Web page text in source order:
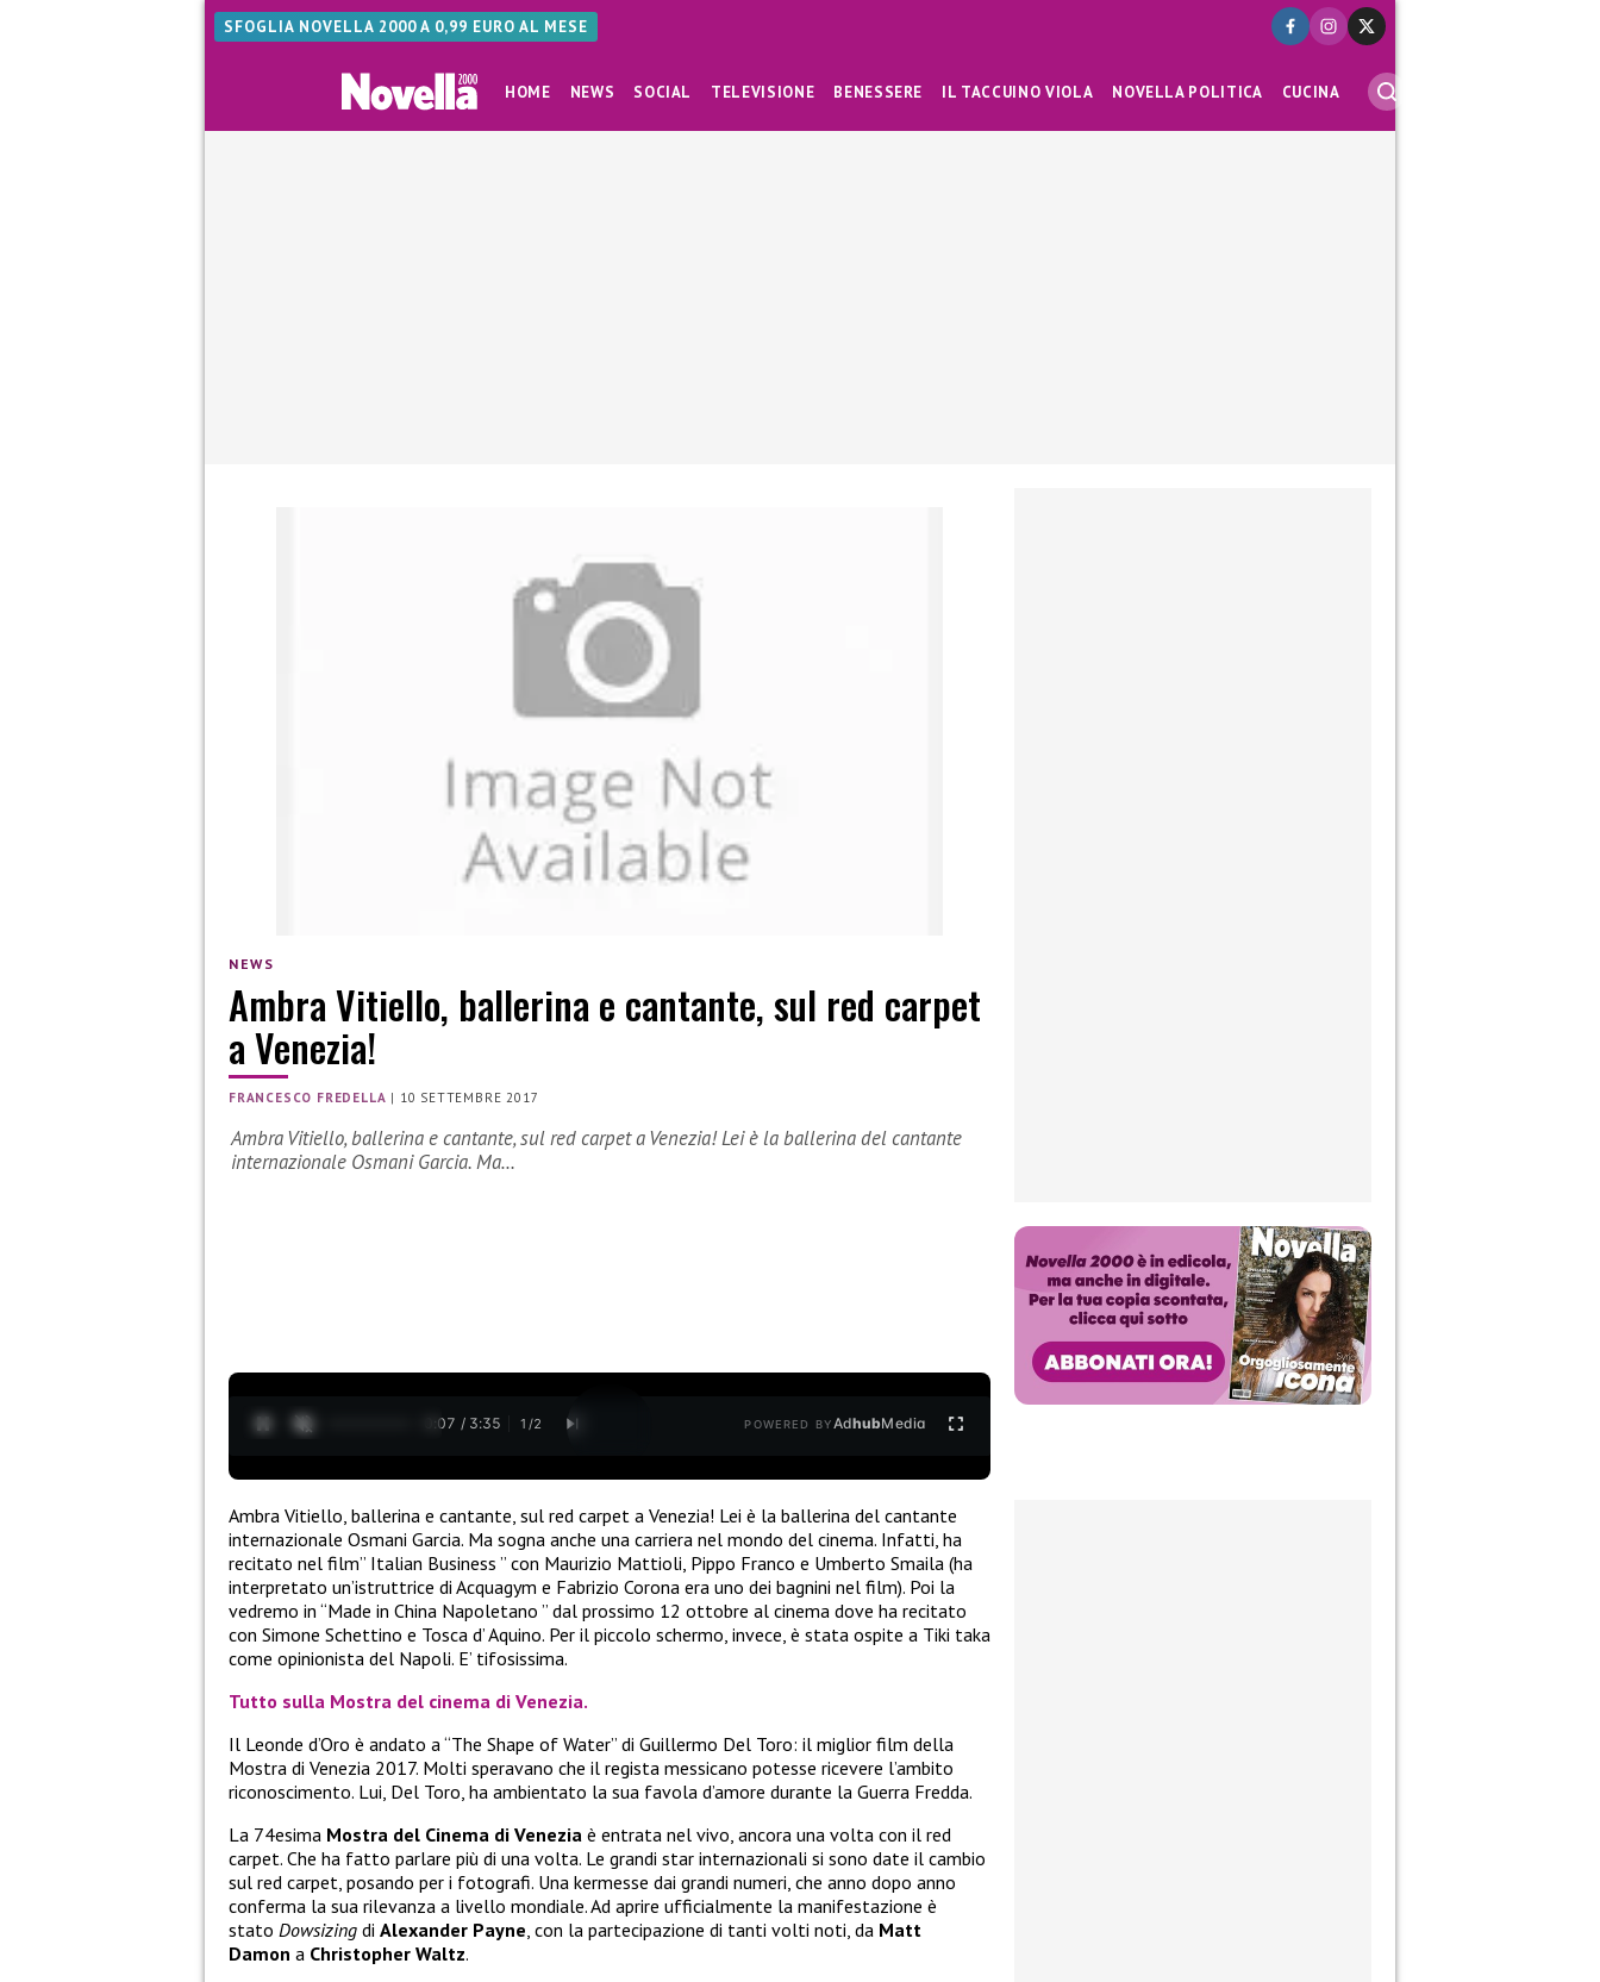
SFOGLIA NOVELLA 2000 A 0,99 EURO AL MESE
HOME NEWS SOCIAL TELEVISIONE BENESSERE IL TACCUINO VIOLA NOVELLA POLITICA CUCINA
NEWS
Ambra Vitiello, ballerina e cantante, sul red carpet
a Venezia!
FRANCESCO FREDELLA | 10 SETTEMBRE 2017
Ambra Vitiello, ballerina e cantante, sul red carpet a Venezia! Lei è la ballerina del cantante
internazionale Osmani Garcia. Ma…
0:08 / 3:35 1 /2 POWERED BYAdhubMedia
Ambra Vitiello, ballerina e cantante, sul red carpet a Venezia! Lei è la ballerina del cantante
internazionale Osmani Garcia. Ma sogna anche una carriera nel mondo del cinema. Infatti, ha
recitato nel film” Italian Business ” con Maurizio Mattioli, Pippo Franco e Umberto Smaila (ha
interpretato un’istruttrice di Acquagym e Fabrizio Corona era uno dei bagnini nel film). Poi la
vedremo in “Made in China Napoletano ” dal prossimo 12 ottobre al cinema dove ha recitato
con Simone Schettino e Tosca d’ Aquino. Per il piccolo schermo, invece, è stata ospite a Tiki taka
come opinionista del Napoli. E’ tifosissima.
Tutto sulla Mostra del cinema di Venezia.
Il Leonde d’Oro è andato a “The Shape of Water” di Guillermo Del Toro: il miglior film della
Mostra di Venezia 2017. Molti speravano che il regista messicano potesse ricevere l’ambito
riconoscimento. Lui, Del Toro, ha ambientato la sua favola d’amore durante la Guerra Fredda.
La 74esima Mostra del Cinema di Venezia è entrata nel vivo, ancora una volta con il red
carpet. Che ha fatto parlare più di una volta. Le grandi star internazionali si sono date il cambio
sul red carpet, posando per i fotografi. Una kermesse dai grandi numeri, che anno dopo anno
conferma la sua rilevanza a livello mondiale. Ad aprire ufficialmente la manifestazione è
stato Dowsizing di Alexander Payne , con la partecipazione di tanti volti noti, da Matt
Damon a Christopher Waltz.